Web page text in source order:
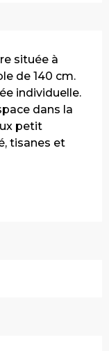
située à
de 140 cm.
individuelle.
dans la
petit
tisanes et